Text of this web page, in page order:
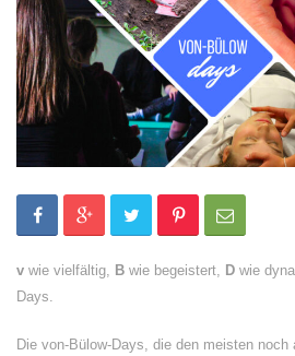
v wie vielfältig, B wie begeistert, D wie
Days.
Die von-Bülow-Days, die den meisten noch